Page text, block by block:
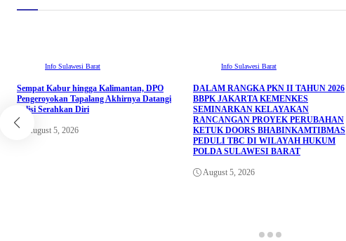
Info Sulawesi Barat
Sempat Kabur hingga Kalimantan, DPO
Pengeroyokan Tapalang Akhirnya Datangi
Polisi Serahkan Diri
August 5, 2026
Info Sulawesi Barat
DALAM RANGKA PKN II TAHUN 2026
BBPK JAKARTA KEMENKES
SEMINARKAN KELAYAKAN
RANCANGAN PROYEK PERUBAHAN
KETUK DOORS BHABINKAMTIBMAS
PEDULI TBC DI WILAYAH HUKUM
POLDA SULAWESI BARAT
August 5, 2026